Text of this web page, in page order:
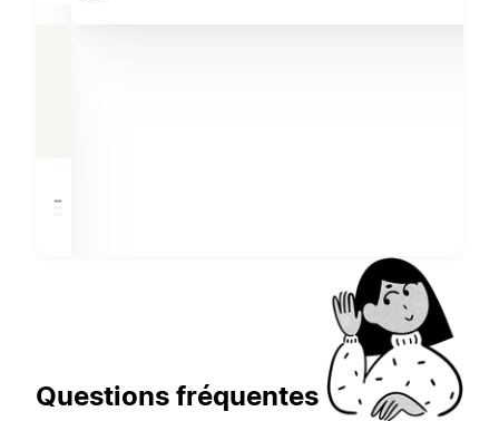
Questions fréquentes